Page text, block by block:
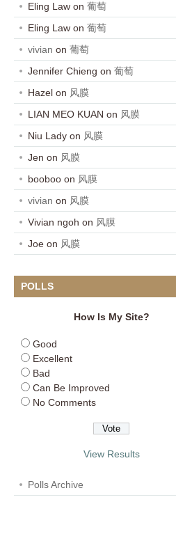
Eling Law on 葡萄
Eling Law on 葡萄
vivian on 葡萄
Jennifer Chieng on 葡萄
Hazel on 风膜
LIAN MEO KUAN on 风膜
Niu Lady on 风膜
Jen on 风膜
booboo on 风膜
vivian on 风膜
Vivian ngoh on 风膜
Joe on 风膜
POLLS
How Is My Site?
Good
Excellent
Bad
Can Be Improved
No Comments
View Results
Polls Archive